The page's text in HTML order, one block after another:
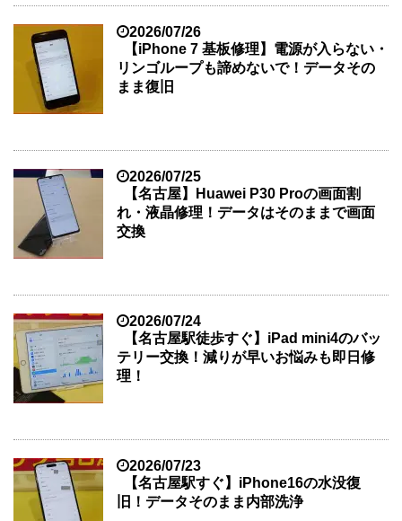
2026/07/26
【iPhone 7 基板修理】電源が入らない・
リンゴループも諦めないで！データその
まま復旧
2026/07/25
【名古屋】Huawei P30 Proの画面割
れ・液晶修理！データはそのままで画面
交換
2026/07/24
【名古屋駅徒歩すぐ】iPad mini4のバッ
テリー交換！減りが早いお悩みも即日修
理！
2026/07/23
【名古屋駅すぐ】iPhone16の水没復
旧！データそのまま内部洗浄